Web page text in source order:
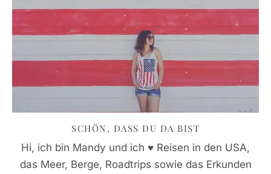
SCHÖN, DASS DU DA BIST
Hi, ich bin Mandy und ich ♥ Reisen in den USA,
das Meer, Berge, Roadtrips sowie das Erkunden